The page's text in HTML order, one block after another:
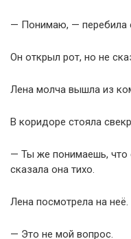
— Понимаю, — перебила
Он открыл рот, но не
Лена молча вышла из
В коридоре стояла
— Ты же понимаешь, что
сказала она тихо.
Лена посмотрела на неё.
— Это не мой вопрос.